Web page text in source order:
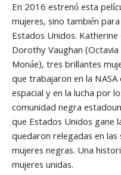
En 2016 estrenó esta
mujeres, sino también
Estados Unidos. Katherine
Dorothy Vaughan (Octavia
Monáe), tres brillantes
que trabajaron en la
espacial y en la lucha por
comunidad negra
que Estados Unidos gane
quedaron relegadas en
mujeres negras. Una
mujeres unidas.